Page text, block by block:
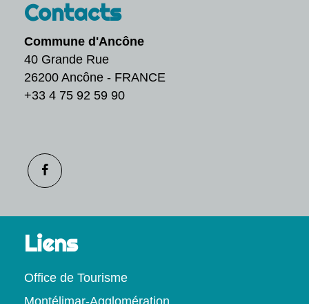
Contacts
Commune d'Ancône
40 Grande Rue
26200 Ancône - FRANCE
+33 4 75 92 59 90
Liens
Office de Tourisme
Montélimar-Agglomération